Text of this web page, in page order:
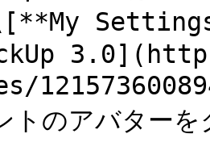
\[**My
トのアバタ